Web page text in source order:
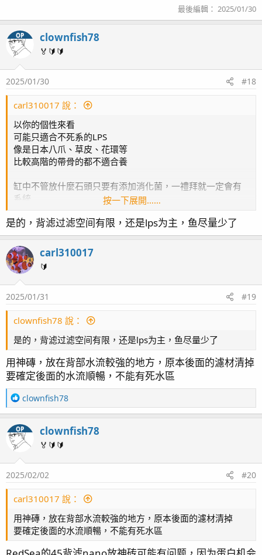
最後編輯： 2025/01/30
OP clownfish78
🏅🔰🔰
2025/01/30 #18
carl310017 說：
以你的個性來看
可能只適合不死系的LPS
像是日本八爪、草皮、花環等
比較高階的帶骨的都不適合養
缸中不管放什麼石頭只要有添加消化菌，一禮拜就一定會有
系統
我的建議1尺缸養2隻以此類推
所以如果不想擴缸那就不能提升魚的數量
如果你真的想在現有的缸養多一點，那就必須放藻桶
或是在底缸大量養藻(有燈24小時不關，如不幸燈壞請關閉水
流不要經過底缸因為沒燈會產生二氧化碳造成KH會下降，之
後開燈就會恢復)
過量的硝酸鹽
如想漂亮可放石頭造景，之後久了缸底會長滿鈣藻，只有新
缸的時候會覺得空曠不好看
按一下展開……
是的，背滤过滤空间有限，还是lps为主，鱼尽量少了
carl310017
🔰
2025/01/31 #19
clownfish78 說：
是的，背滤过滤空间有限，还是lps为主，鱼尽量少了
用神磚，放在背部水流較強的地方，原本後面的濾材清掉
要確定後面的水流順暢，不能有死水區
R
e
c
t
o
n
：
clownfish78
OP clownfish78
🏅🔰🔰
2025/02/02 #20
carl310017 說：
用神磚，放在背部水流較強的地方，原本後面的濾材清掉
要確定後面的水流順暢，不能有死水區